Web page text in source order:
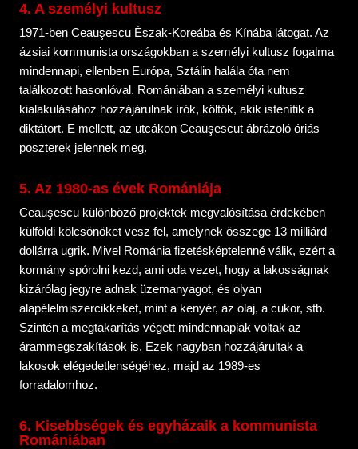
4. A személyi kultusz
1971-ben Ceauşescu Észak-Koreába és Kínába látogat. Az
ázsiai kommunista országokban a személyi kultusz fogalma
mindennapi, ellenben Európa, Sztálin halála óta nem
találkozott hasonlóval. Romániában a személyi kultusz
kialakulásához hozzájárulnak írók, költők, akik istenítik a
diktátort. E mellett, az utcákon Ceauşescut ábrázoló óriás
poszterek jelennek meg.
5. Az 1980-as évek Romániája
Ceauşescu különböző projektek megvalósítása érdekében
külföldi kölcsönöket vesz fel, amelynek összege 13 milliárd
dollárra ugrik. Mivel Románia fizetésképtelenné válik, ezért a
kormány spórolni kezd, ami oda vezet, hogy a lakosságnak
kizárólag jegyre adnak üzemanyagot, és olyan
alapélelmiszercikkeket, mint a kenyér, az olaj, a cukor, stb.
Szintén a megtakarítás végett mindennapiak voltak az
árammegszakítások is. Ezek nagyban hozzájárultak a
lakosok elégedetlenségéhez, majd az 1989-es
forradalomhoz.
6. Kisebbségek és egyházaik a kommunista
Romániában